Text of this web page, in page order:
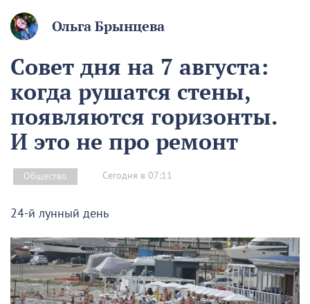
Ольга Брынцева
Совет дня на 7 августа:
когда рушатся стены,
появляются горизонты.
И это не про ремонт
Общество Сегодня в 07:11
24-й лунный день